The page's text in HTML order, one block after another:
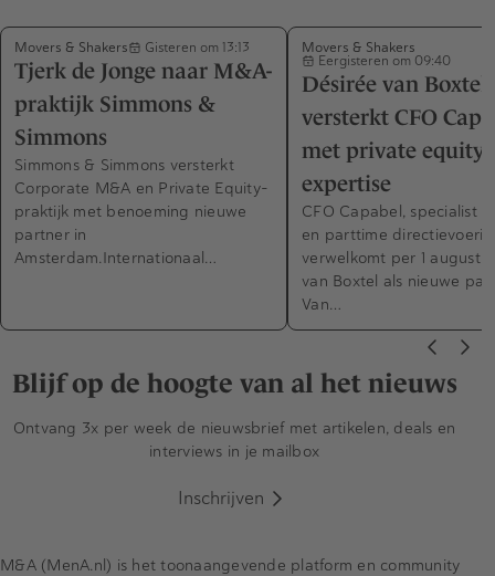
Movers & Shakers Gisteren om 13:13
Tjerk de Jonge naar M&A-
praktijk Simmons &
Simmons
Simmons & Simmons versterkt
Corporate M&A en Private Equity-
praktijk met benoeming nieuwe
partner in
Amsterdam.Internationaal…
Movers & Shakers
Eergisteren om 09:40
Désirée van Boxtel
versterkt CFO
met private equity-
expertise
CFO Capabel, specialist
en parttime
verwelkomt per 1
van Boxtel als nieuwe
Van…
Blijf op de hoogte van al het nieuws
Ontvang 3x per week de nieuwsbrief met artikelen, deals en
interviews in je mailbox
Inschrijven
M&A (MenA.nl) is het toonaangevende platform en community